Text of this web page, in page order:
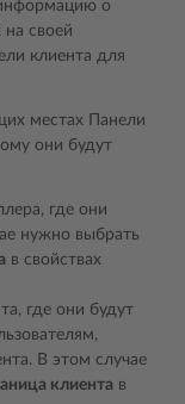
о
своей
клиента для
местах Панели
они будут
где они
нужно выбрать
в свойствах
где они будут
В этом случае
клиента в